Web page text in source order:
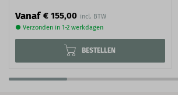
Vanaf € 155,00
● Verzonden in 1-2 werkdagen
BESTELLEN